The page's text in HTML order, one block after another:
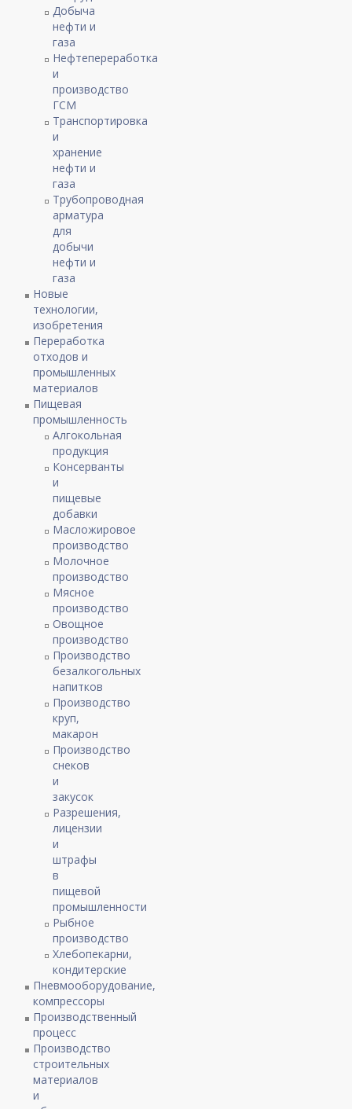
Добыча
нефти и
газа
Нефтепереработка
и
производство
ГСМ
Транспортировка
и
хранение
нефти и
газа
Трубопроводная
арматура
для
добычи
нефти и
газа
Новые
технологии,
изобретения
Переработка
отходов и
промышленных
материалов
Пищевая
промышленность
Алгокольная
продукция
Консерванты
и
пищевые
добавки
Масложировое
производство
Молочное
производство
Мясное
производство
Овощное
производство
Производство
безалкогольных
напитков
Производство
круп,
макарон
Производство
снеков
и
закусок
Разрешения,
лицензии
и
штрафы
в
пищевой
промышленности
Рыбное
производство
Хлебопекарни,
кондитерские
Пневмооборудование,
компрессоры
Производственный
процесс
Производство
строительных
материалов
и